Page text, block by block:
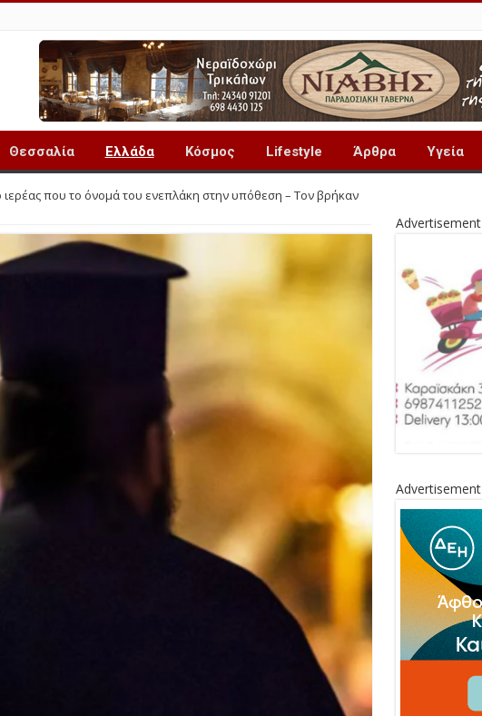
Θεσσαλία Ελλάδα Κόσμος Lifestyle Άρθρα Υγεία
που το όνομά του ενεπλάκη στην υπόθεση – Τον βρήκαν
Advertisement
Advertisement